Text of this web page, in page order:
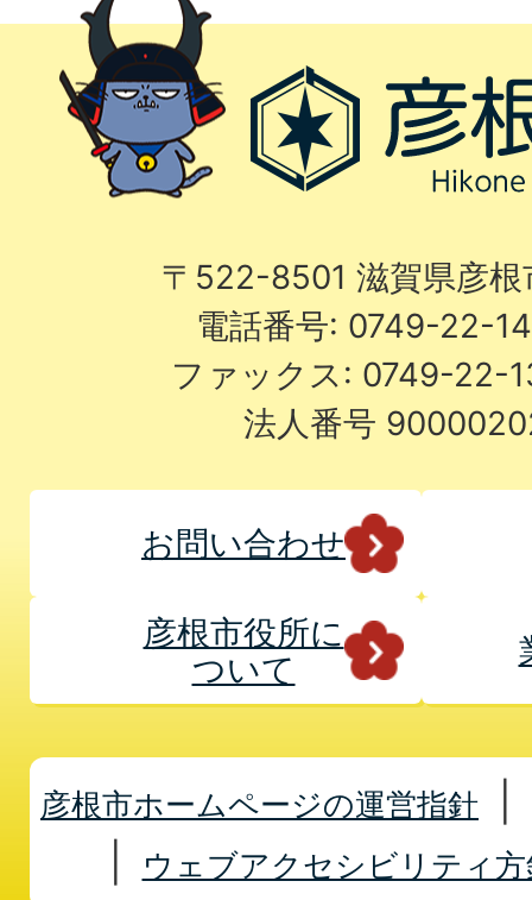
〒522-8501 滋賀県彦
電話番号: 0749-22-
ファックス: 0749-22-
法人番号
お問い合わせ
彦根市役所に
ついて
彦根市ホームページの運営指針
ウェブアクセシビリティ方